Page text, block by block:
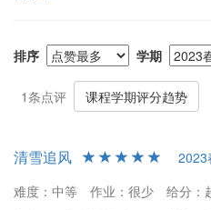
排序 学期
1条点评 课程学期评分趋势
清雪追风
2023
难度：中等
作业：很少 给分：